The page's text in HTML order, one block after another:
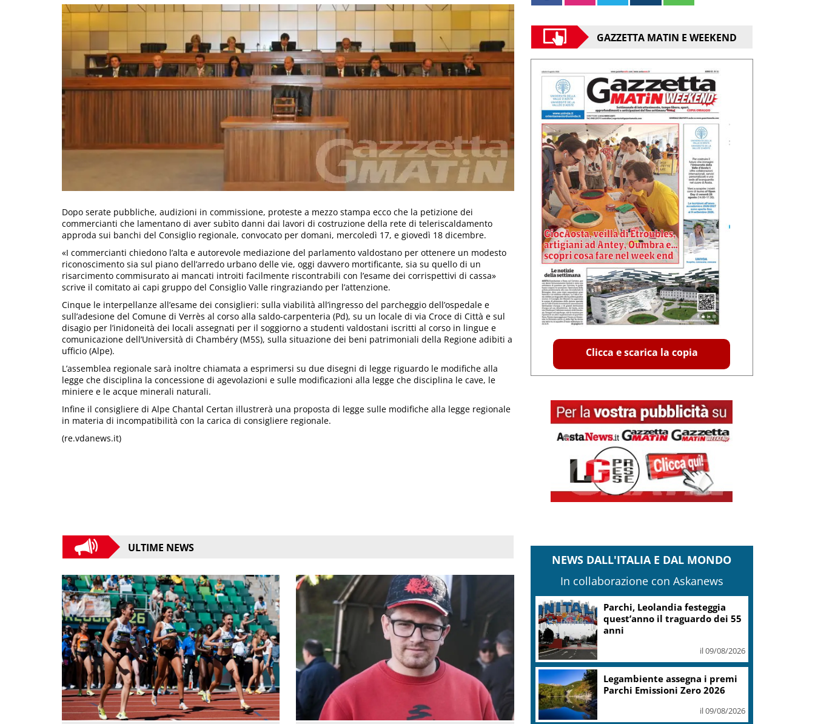
Dopo serate pubbliche, audizioni in commissione, proteste a mezzo stampa ecco che la petizione dei
commercianti che lamentano di aver subìto danni dai lavori di costruzione della rete di teleriscaldamento
approda sui banchi del Consiglio regionale, convocato per domani, mercoledì 17, e giovedì 18 dicembre.
«I commercianti chiedono l’alta e autorevole mediazione del parlamento valdostano per ottenere un modesto
riconoscimento sia sul piano dell’arredo urbano delle vie, oggi davvero mortificante, sia su quello di un
risarcimento commisurato ai mancati introiti facilmente riscontrabili con l’esame dei corrispettivi di cassa»
scrive il comitato ai capi gruppo del Consiglio Valle ringraziando per l’attenzione.
Cinque le interpellanze all’esame dei consiglieri: sulla viabilità all’ingresso del parcheggio dell’ospedale e
sull’adesione del Comune di Verrès al corso alla saldo-carpenteria (Pd), su un locale di via Croce di Città e sul
disagio per l’inidoneità dei locali assegnati per il soggiorno a studenti valdostani iscritti al corso in lingue e
comunicazione dell’Università di Chambéry (M5S), sulla situazione dei beni patrimoniali della Regione adibiti a
ufficio (Alpe).
L’assemblea regionale sarà inoltre chiamata a esprimersi su due disegni di legge riguardo le modifiche alla
legge che disciplina la concessione di agevolazioni e sulle modificazioni alla legge che disciplina le cave, le
miniere e le acque minerali naturali.
Infine il consigliere di Alpe Chantal Certan illustrerà una proposta di legge sulle modifiche alla legge regionale
in materia di incompatibilità con la carica di consigliere regionale.
(re.vdanews.it)
ULTIME NEWS
GAZZETTA MATIN E WEEKEND
Clicca e scarica la copia
NEWS DALL'ITALIA E DAL MONDO
In collaborazione con Askanews
Parchi, Leolandia festeggia
quest’anno il traguardo dei 55
anni
il 09/08/2026
Legambiente assegna i premi
Parchi Emissioni Zero 2026
il 09/08/2026